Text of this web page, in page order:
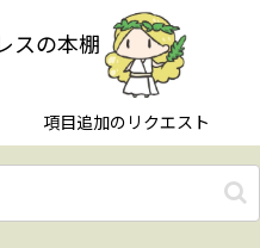
スの本棚
項目追加のリクエスト